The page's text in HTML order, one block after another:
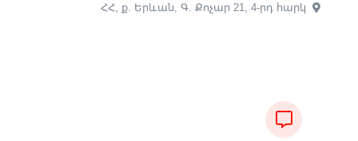
ՀՀ, ք. Երևան, Գ. Քոչար 21, 4-րդ հարկ